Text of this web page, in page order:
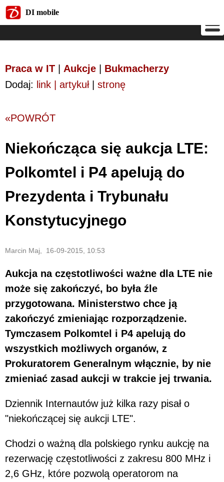
DI mobile
Praca w IT Aukcje
Bukmacherzy
Dodaj: link | artykuł| stronę
«POWRÓT
Niekończąca się aukcja LTE:
Polkomtel i P4 apelują do
Prezydenta i Trybunału
Konstytucyjnego
Marcin Maj, 16-09-2015, 10:53
Aukcja na częstotliwości ważne dla LTE nie
może się zakończyć, bo była źle
przygotowana. Ministerstwo chce ją
zakończyć zmieniając rozporządzenie.
Tymczasem Polkomtel i P4 apelują do
wszystkich możliwych organów, z
Prokuratorem Generalnym włącznie, by nie
zmieniać zasad aukcji w trakcie jej trwania.
Dziennik Internautów już kilka razy pisał o
"niekończącej się aukcji LTE".
Chodzi o ważną dla polskiego rynku aukcję na
rezerwację częstotliwości z zakresu 800 MHz i
2,6 GHz, które pozwolą operatorom na
DI mobile